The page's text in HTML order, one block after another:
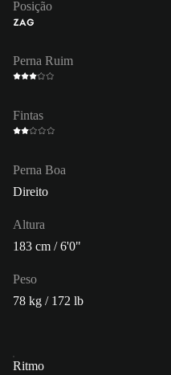
Posição
ZAG
Perna Ruim
Fintas
Perna Boa
Direito
Altura
183 cm / 6'0"
Peso
78 kg / 172 lb
Ritmo